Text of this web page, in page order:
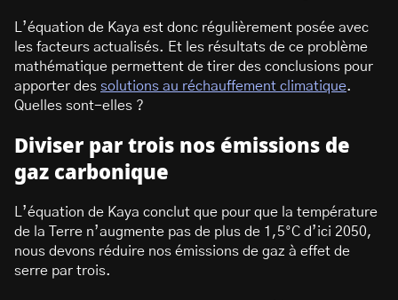
L’équation de Kaya est donc régulièrement posée avec
les facteurs actualisés. Et les résultats de ce problème
mathématique permettent de tirer des conclusions pour
apporter des solutions au réchauffement climatique.
Quelles sont-elles ?
Diviser par trois nos émissions de
gaz carbonique
L’équation de Kaya conclut que pour que la température
de la Terre n’augmente pas de plus de 1,5°C d’ici 2050,
nous devons réduire nos émissions de gaz à effet de
serre par trois.